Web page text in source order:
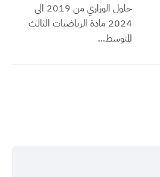
حلول الوزاري من 2019 الى
2024 مادة الرياضيات الثالث
المتوسط...